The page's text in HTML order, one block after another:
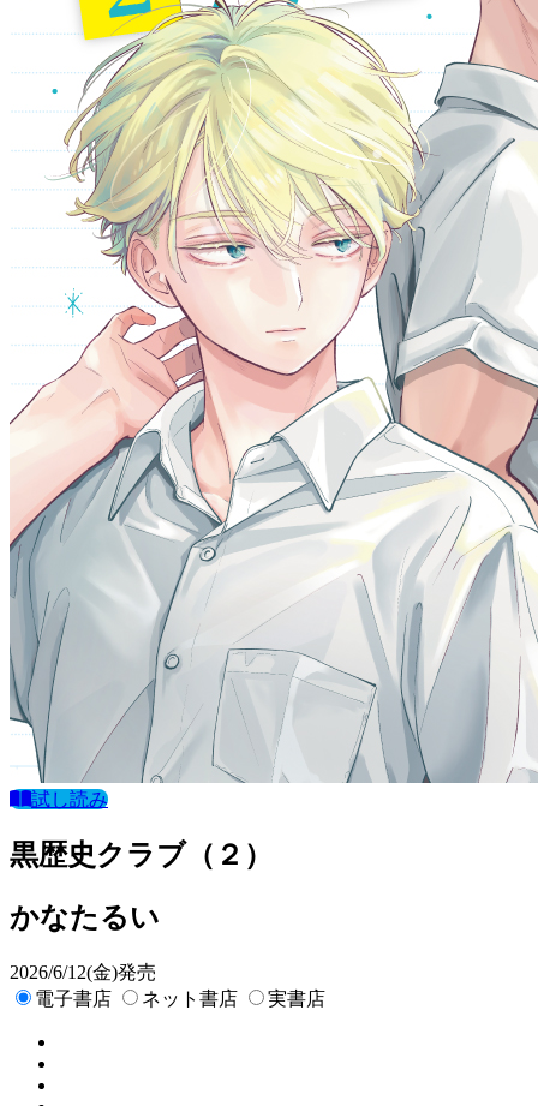
試し読み
黒歴史クラブ（２）
かなたるい
2026/6/12(金)発売
電子書店
ネット書店 実書店